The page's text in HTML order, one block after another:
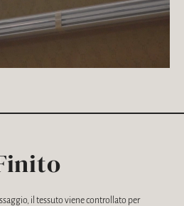
il tessuto viene controllato per